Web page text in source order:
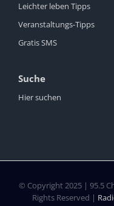
Leichter leben Tipps
Veranstaltungs-Tipps
Gratis SMS
Suche
Hier suchen
© Copyright 2025 | 95.5
Rights Reserved |